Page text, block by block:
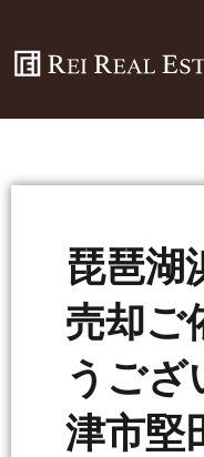
琵琶
売却ご
うご
津市